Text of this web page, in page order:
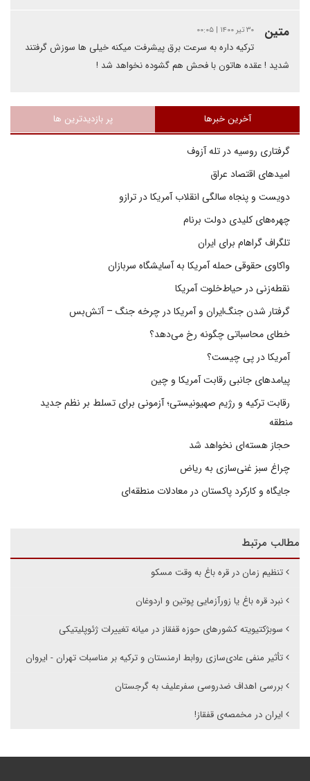
متین ۳۰ تیر ۱۴۰۰ | ۰۰:۰۵
ترکیه داره به سرعت برق پیشرفت میکنه خیلی ها سوزش گرفتند
شدید ! عقده هاتون با فحش هم گشوده نخواهد شد !
آخرین خبرها پر بازدیدترین ها
گرفتاری روسیه در تله آزوف
امیدهای اقتصاد عراق
دویست و پنجاه سالگی انقلاب آمریکا در ترازو
چهره‌های کلیدی دولت برنام
تلگراف گراهام برای ایران
واکاوی حقوقی حمله آمریکا به آسایشگاه سربازان
نقطه‌زنی در حیاط‌خلوت آمریکا
گرفتار شدن جنگ‌ایران و آمریکا در چرخه جنگ – آتش‌بس
خطای محاسباتی چگونه رخ می‌دهد؟
آمریکا در پی چیست؟
پیامدهای جانبی رقابت آمریکا و چین
رقابت ترکیه و رژیم صهیونیستی؛ آزمونی برای تسلط بر نظم جدید
منطقه
حجاز هسته‌ای نخواهد شد
چراغ سبز غنی‌سازی به ریاض
جایگاه و کارکرد پاکستان در معادلات منطقه‌ای
مطالب مرتبط
تنظیم زمان در قره باغ به وقت مسکو
نبرد قره باغ یا زورآزمایی پوتین و اردوغان
سوبژکتیویته کشورهای حوزه قفقاز در میانه تغییرات ژئوپلیتیکی
تأثیر منفی عادی‌سازی روابط ارمنستان و ترکیه بر مناسبات تهران - ایروان
بررسی اهداف ضدروسی سفرعلیف به گرجستان
ایران در مخمصەی قفقاز!